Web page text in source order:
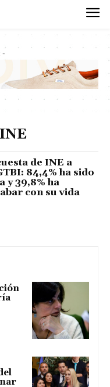
-
de INE a
84,4% ha sido
y 39,8% ha
con su vida